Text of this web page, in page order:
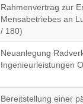
Rahmenvertrag zur
Mensabetriebes an
/ 180)
Neuanlegung
Ingenieurleistungen
Bereitstellung einer